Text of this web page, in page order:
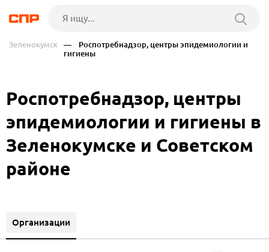
Зеленокумск
— Роспотребнадзор, центры эпидемиологии и
гигиены
Роспотребнадзор, центры
эпидемиологии и гигиены в
Зеленокумске и Советском
районе
Организации